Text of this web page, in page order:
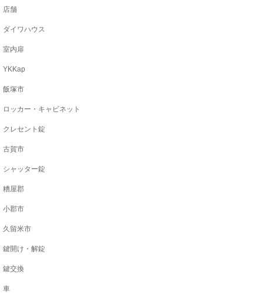
店舗
ダイワハウス
室内扉
YKKap
飯塚市
ロッカー・キャビネット
クレセント錠
古賀市
シャッター錠
糟屋郡
小郡市
久留米市
鍵開け・解錠
鍵交換
車